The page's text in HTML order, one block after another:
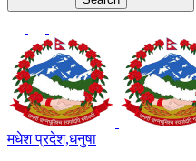
मधेश प्रदेश,धनुषा